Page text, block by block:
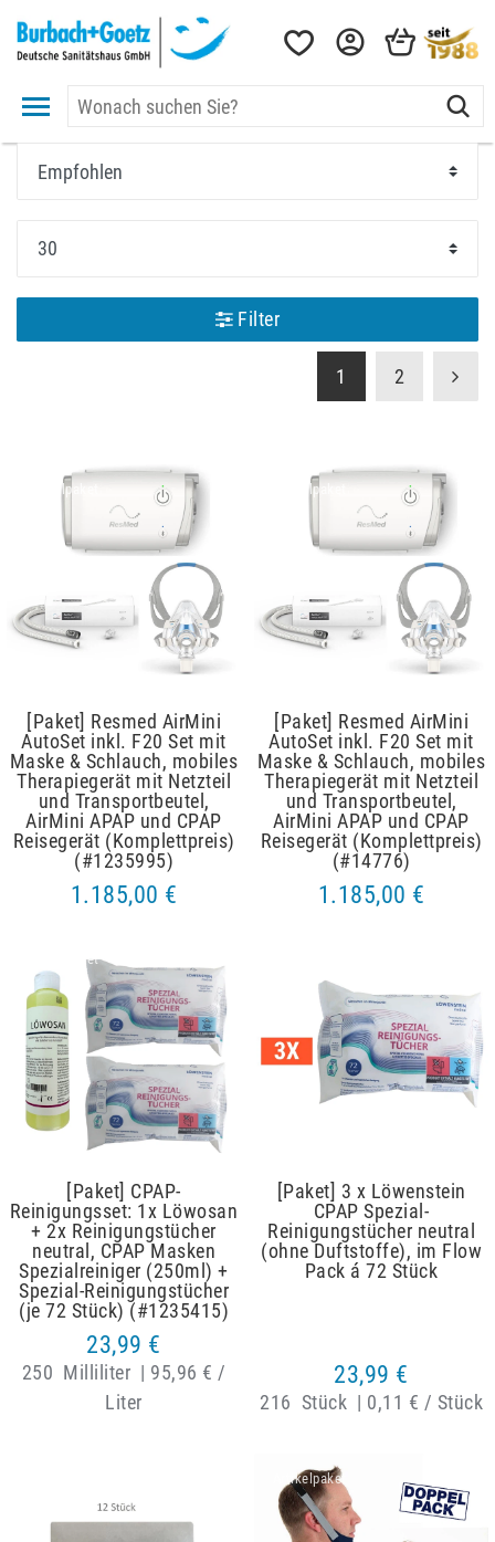
Filter
1 2
Artikelpaket
[Paket] Resmed AirMini
AutoSet inkl. F20 Set mit
Maske & Schlauch, mobiles
Therapiegerät mit Netzteil
und Transportbeutel,
AirMini APAP und CPAP
Reisegerät (Komplettpreis)
(#1235995)
1.185,00 €
Artikelpaket
[Paket] Resmed AirMini
AutoSet inkl. F20 Set mit
Maske & Schlauch, mobiles
Therapiegerät mit Netzteil
und Transportbeutel,
AirMini APAP und CPAP
Reisegerät (Komplettpreis)
(#14776)
1.185,00 €
Artikelpaket
[Paket] CPAP-
Reinigungsset: 1x Löwosan
+ 2x Reinigungstücher
neutral, CPAP Masken
Spezialreiniger (250ml) +
Spezial-Reinigungstücher
(je 72 Stück) (#1235415)
23,99 €
250 Milliliter | 95,96 € /
Liter
[Paket] 3 x Löwenstein
CPAP Spezial-
Reinigungstücher neutral
(ohne Duftstoffe), im Flow
Pack á 72 Stück
23,99 €
216 Stück | 0,11 € / Stück
Artikelpaket